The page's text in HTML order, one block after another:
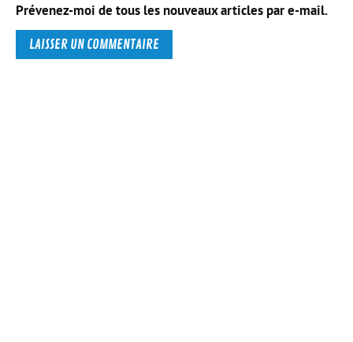
Prévenez-moi de tous les nouveaux articles par e-mail.